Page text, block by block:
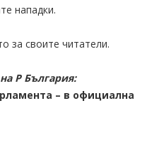
нападки.
за своите читатели.
Р България:
– в официална